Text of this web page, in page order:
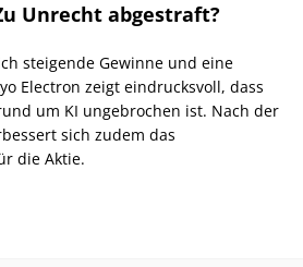
Unrecht abgestraft?
steigende Gewinne und eine
Electron zeigt eindrucksvoll, dass
um KI ungebrochen ist. Nach der
sich zudem das
die Aktie.